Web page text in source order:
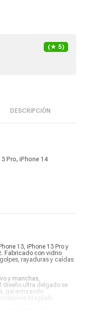
(★ 5)
DESCRIPCIÓN
Pro, iPhone 14
13, iPhone 13 Pro y
Fabricado con vidrio
rayaduras y caídas
y manchas,
diseño ultra delgado se
garantizando
MagSafe.